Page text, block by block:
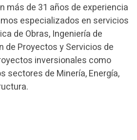
más de 31 años de experiencia
especializados en servicios
de Obras, Ingeniería de
de Proyectos y Servicios de
inversionales como
sectores de Minería, Energía,